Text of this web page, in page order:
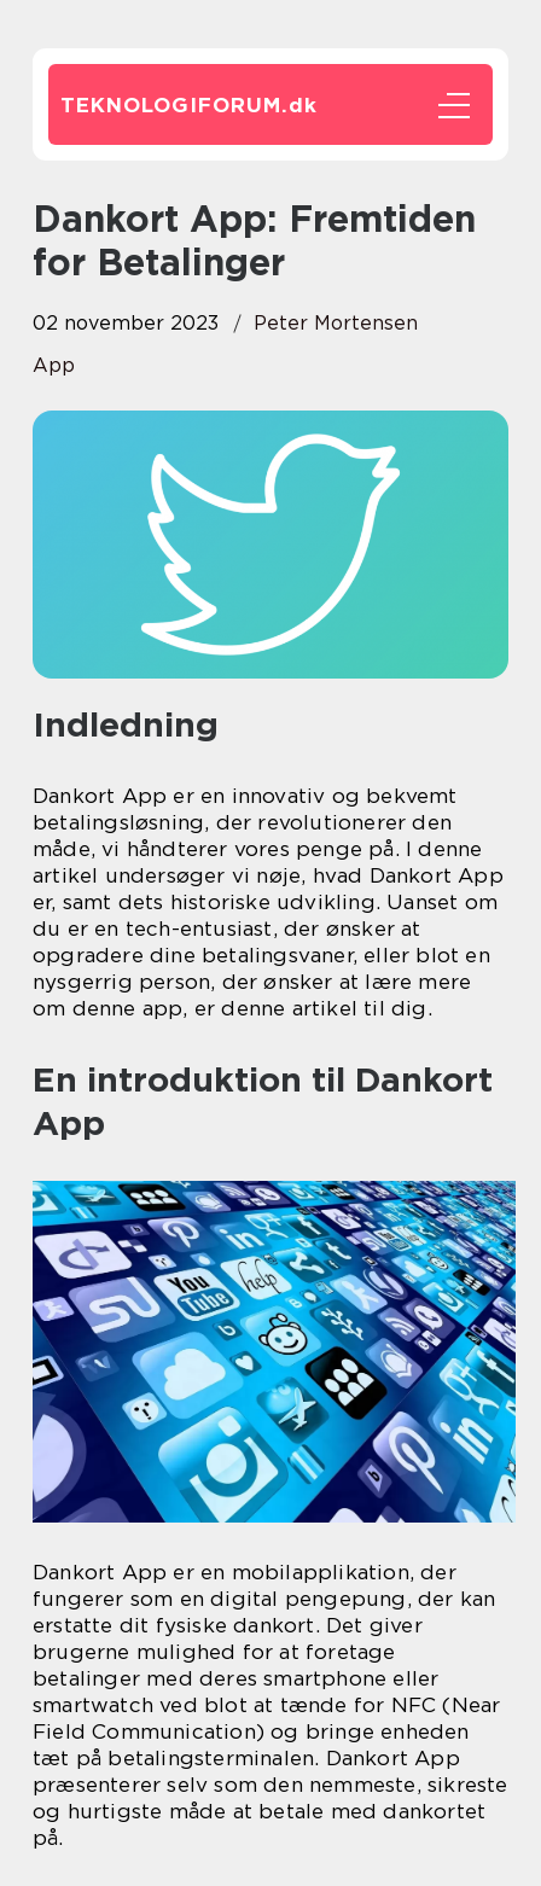
TEKNOLOGIFORUM.dk
Dankort App: Fremtiden
for Betalinger
02 november 2023
Peter Mortensen
App
Indledning
Dankort App er en innovativ og bekvemt
betalingsløsning, der revolutionerer den
måde, vi håndterer vores penge på. I denne
artikel undersøger vi nøje, hvad Dankort App
er, samt dets historiske udvikling. Uanset om
du er en tech-entusiast, der ønsker at
opgradere dine betalingsvaner, eller blot en
nysgerrig person, der ønsker at lære mere
om denne app, er denne artikel til dig.
En introduktion til Dankort
App
Dankort App er en mobilapplikation, der
fungerer som en digital pengepung, der kan
erstatte dit fysiske dankort. Det giver
brugerne mulighed for at foretage
betalinger med deres smartphone eller
smartwatch ved blot at tænde for NFC (Near
Field Communication) og bringe enheden
tæt på betalingsterminalen. Dankort App
præsenterer selv som den nemmeste, sikreste
og hurtigste måde at betale med dankortet
på.